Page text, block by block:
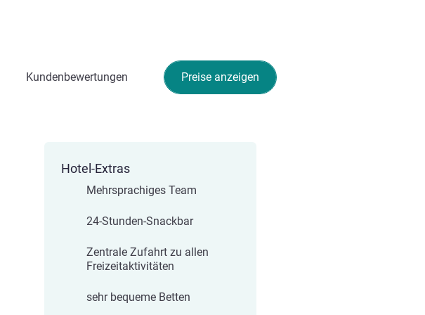
Preise anzeigen
Kundenbewertungen
Hotel-Extras
Mehrsprachiges Team
24-Stunden-Snackbar
Zentrale Zufahrt zu allen
Freizeitaktivitäten
sehr bequeme Betten